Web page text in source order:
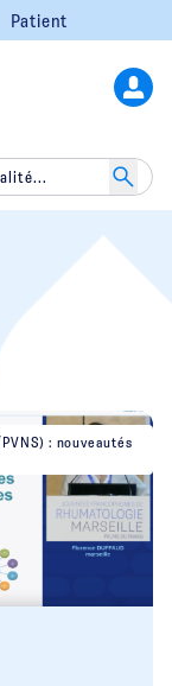
Patient
: nouveautés